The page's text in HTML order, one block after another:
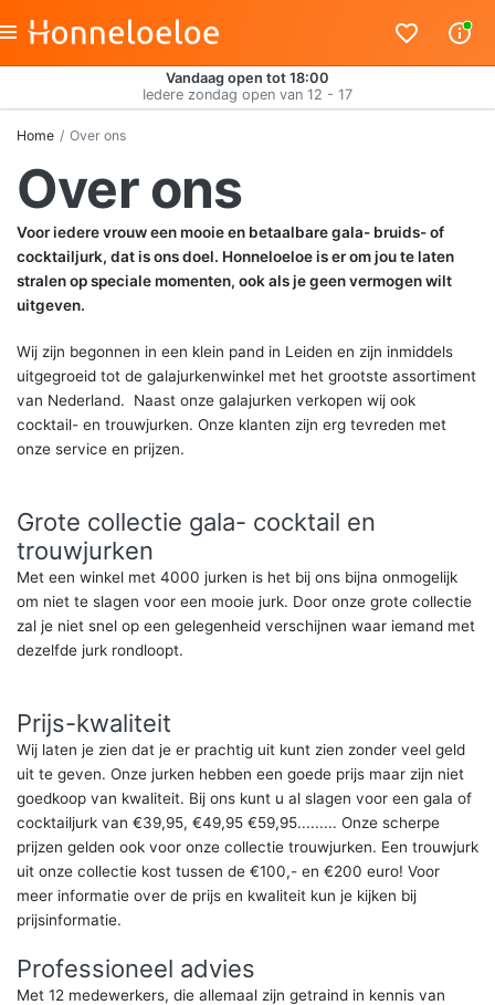
Vandaag open tot 18:00
Iedere zondag open van 12 - 17
Home Over ons
Over ons
Voor iedere vrouw een mooie en betaalbare gala- bruids- of
cocktailjurk, dat is ons doel. Honneloeloe is er om jou te laten
stralen op speciale momenten, ook als je geen vermogen wilt
uitgeven.
Wij zijn begonnen in een klein pand in Leiden en zijn inmiddels
uitgegroeid tot de galajurkenwinkel met het grootste assortiment
van Nederland. Naast onze galajurken verkopen wij ook
cocktail- en trouwjurken. Onze klanten zijn erg tevreden met
onze service en prijzen.
Grote collectie gala- cocktail en
trouwjurken
Met een winkel met 4000 jurken is het bij ons bijna onmogelijk
om niet te slagen voor een mooie jurk. Door onze grote collectie
zal je niet snel op een gelegenheid verschijnen waar iemand met
dezelfde jurk rondloopt.
Prijs-kwaliteit
Wij laten je zien dat je er prachtig uit kunt zien zonder veel geld
uit te geven. Onze jurken hebben een goede prijs maar zijn niet
goedkoop van kwaliteit. Bij ons kunt u al slagen voor een gala of
cocktailjurk van €39,95, €49,95 €59,95......... Onze scherpe
prijzen gelden ook voor onze collectie trouwjurken. Een trouwjurk
uit onze collectie kost tussen de €100,- en €200 euro! Voor
meer informatie over de prijs en kwaliteit kun je kijken bij
prijsinformatie.
Professioneel advies
Met 12 medewerkers, die allemaal zijn getraind in kennis van